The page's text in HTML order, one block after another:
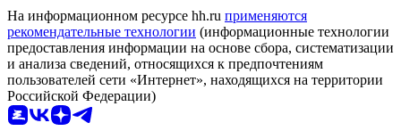
На информационном ресурсе hh.ru применяются
рекомендательные технологии (информационные технологии
предоставления информации на основе сбора, систематизации
и анализа сведений, относящихся к предпочтениям
пользователей сети «Интернет», находящихся на территории
Российской Федерации)